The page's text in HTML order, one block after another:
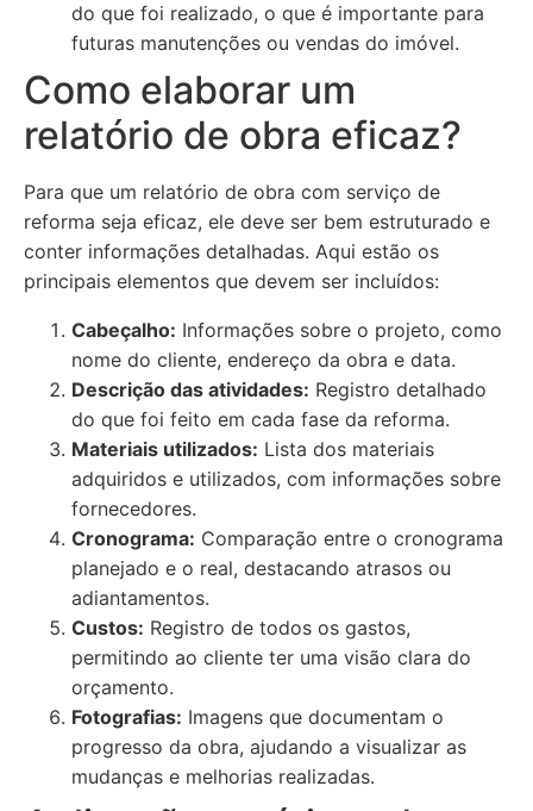
do que foi realizado, o que é importante para
futuras manutenções ou vendas do imóvel.
Como elaborar um
relatório de obra eficaz?
Para que um relatório de obra com serviço de
reforma seja eficaz, ele deve ser bem estruturado e
conter informações detalhadas. Aqui estão os
principais elementos que devem ser incluídos:
Cabeçalho: Informações sobre o projeto, como
nome do cliente, endereço da obra e data.
Descrição das atividades: Registro detalhado
do que foi feito em cada fase da reforma.
Materiais utilizados: Lista dos materiais
adquiridos e utilizados, com informações sobre
fornecedores.
Cronograma: Comparação entre o cronograma
planejado e o real, destacando atrasos ou
adiantamentos.
Custos: Registro de todos os gastos,
permitindo ao cliente ter uma visão clara do
orçamento.
Fotografias: Imagens que documentam o
progresso da obra, ajudando a visualizar as
mudanças e melhorias realizadas.